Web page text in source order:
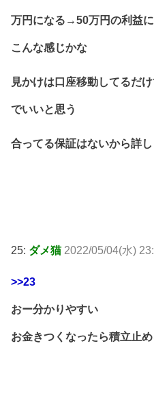
万円になる→50万円の利益
こんな感じかな
見かけは口座移動してるだ
でいいと思う
合ってる保証はないから詳
25: ダメ猫 2022/05/04(水)
>>23
おー分かりやすい
お金きつくなったら積立止